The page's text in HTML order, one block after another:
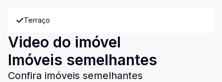
Terraço
Video do imóvel
Imóveis semelhantes
Confira imóveis semelhantes